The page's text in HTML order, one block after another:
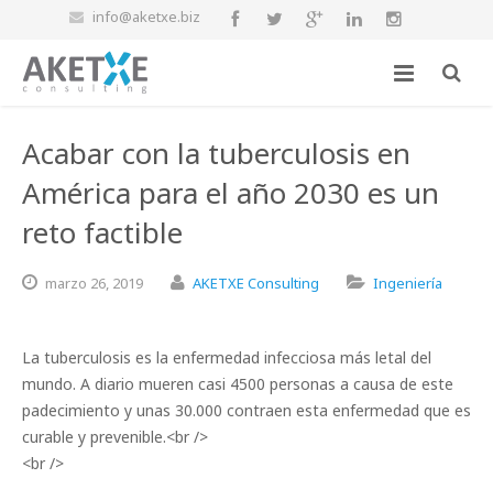
info@aketxe.biz
Acabar con la tuberculosis en
América para el año 2030 es un
reto factible
marzo 26, 2019 AKETXE Consulting Ingeniería
La tuberculosis es la enfermedad infecciosa más letal del
mundo. A diario mueren casi 4500 personas a causa de este
padecimiento y unas 30.000 contraen esta enfermedad que es
curable y prevenible.<br />
<br />